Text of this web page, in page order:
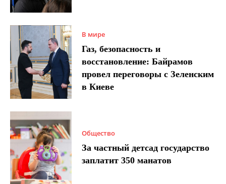
В мире
Газ, безопасность и
восстановление: Байрамов
провел переговоры с Зеленским
в Киеве
Общество
За частный детсад государство
заплатит 350 манатов